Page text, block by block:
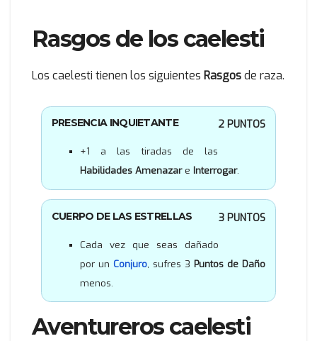
Rasgos de los caelesti
Los caelesti tienen los siguientes Rasgosde raza.
PRESENCIA INQUIETANTE 2 PUNTOS
+1 a las tiradas de las
Habilidades Amenazare Interrogar.
CUERPO DE LAS ESTRELLAS 3 PUNTOS
Cada vez que seas dañado
por un Conjuro, sufres 3 Puntos de Daño
menos.
Aventureros caelesti